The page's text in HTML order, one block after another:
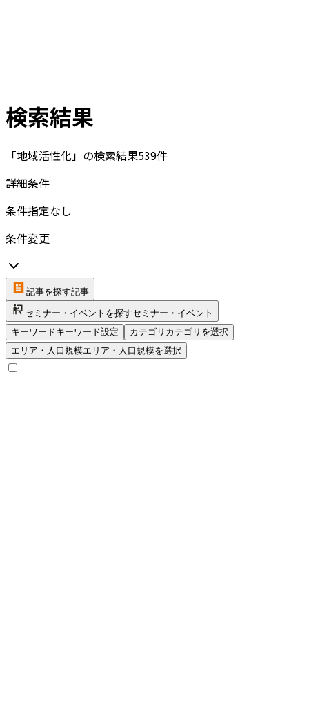
検索結果
「地域活性化」の検索結果539件
詳細条件
条件指定なし
条件変更
記事を探す記事
セミナー・イベントを探すセミナー・イベント
キーワードキーワード設定 カテゴリ カテゴリを選択
エリア・人口規模エリア・人口規模を選択